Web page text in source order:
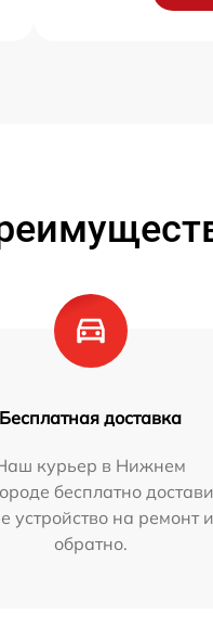
Бесплатная доставка
курьер в Нижнем
бесплатно
устройство на ремонт и
обратно.